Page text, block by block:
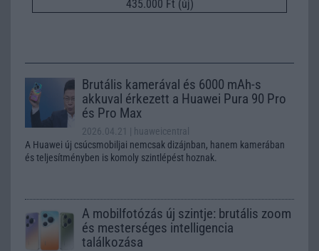
435.000 Ft (új)
Brutális kamerával és 6000 mAh-s
akkuval érkezett a Huawei Pura 90 Pro
és Pro Max
2026.04.21
| huaweicentral
A Huawei új csúcsmobiljai nemcsak dizájnban, hanem kamerában
és teljesítményben is komoly szintlépést hoznak.
A mobilfotózás új szintje: brutális zoom
és mesterséges intelligencia
találkozása